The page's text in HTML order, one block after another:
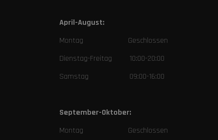
April-August:
Montag Geschlossen
Dienstag-Freitag 10:00-20:00
Samstag 09:00-16:00
September-Oktober:
Montag Geschlossen